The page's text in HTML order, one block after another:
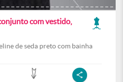
com vestido,
de seda preto com bainha